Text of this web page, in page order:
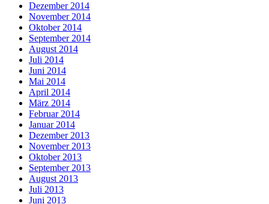
Dezember 2014
November 2014
Oktober 2014
September 2014
August 2014
Juli 2014
Juni 2014
Mai 2014
April 2014
März 2014
Februar 2014
Januar 2014
Dezember 2013
November 2013
Oktober 2013
September 2013
August 2013
Juli 2013
Juni 2013